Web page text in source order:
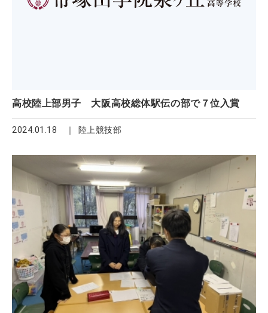
高校陸上部男子 大阪高校総体駅伝の部で７位入賞
2024.01.18 陸上競技部